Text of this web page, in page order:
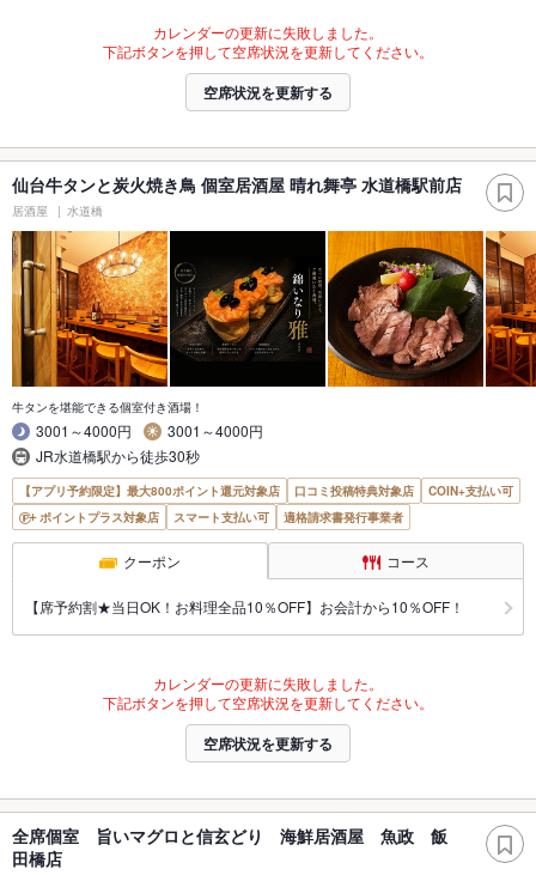
カレンダーの更新に失敗しました。
下記ボタンを押して空席状況を更新してください。
空席状況を更新する
仙台牛タンと炭火焼き鳥 個室居酒屋 晴れ舞亭 水道橋駅前店
居酒屋 水道橋
牛タンを堪能できる個室付き酒場！
3001～4000円
3001～4000円
JR水道橋駅から徒歩30秒
【アプリ予約限定】最大800ポイント還元対象店 口コミ投稿特典対象店
COIN+支払い可
ポイントプラス対象店
スマート支払い可 適格請求書発行事業者
クーポン コース
【席予約割★当日OK！お料理全品10％OFF】お会計から10％OFF！
カレンダーの更新に失敗しました。
下記ボタンを押して空席状況を更新してください。
空席状況を更新する
全席個室 旨いマグロと信玄どり 海鮮居酒屋 魚政 飯
田橋店